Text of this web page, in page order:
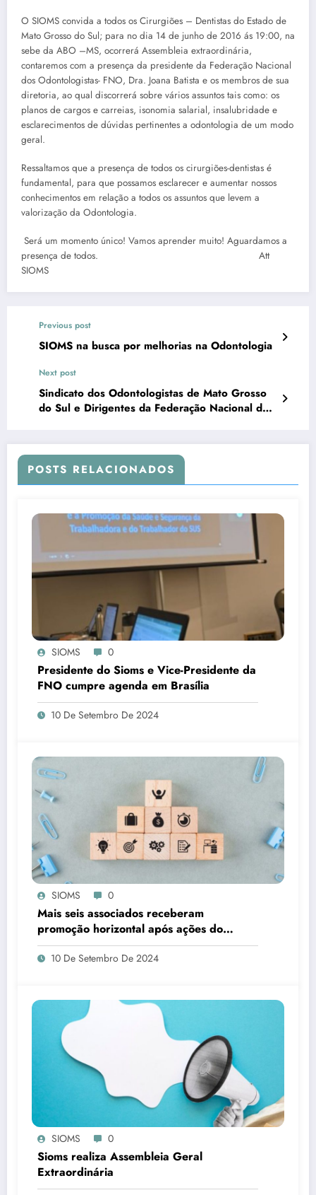
O SIOMS convida a todos os Cirurgiões – Dentistas do Estado de
Mato Grosso do Sul; para no dia 14 de junho de 2016 ás 19:00, na
sebe da ABO –MS, ocorrerá Assembleia extraordinária,
contaremos com a presença da presidente da Federação Nacional
dos Odontologistas- FNO, Dra. Joana Batista e os membros de sua
diretoria, ao qual discorrerá sobre vários assuntos tais como: os
planos de cargos e carreias, isonomia salarial, insalubridade e
esclarecimentos de dúvidas pertinentes a odontologia de um modo
geral.
Ressaltamos que a presença de todos os cirurgiões-dentistas é
fundamental, para que possamos esclarecer e aumentar nossos
conhecimentos em relação a todos os assuntos que levem a
valorização da Odontologia.
Será um momento único! Vamos aprender muito! Aguardamos a
presença de todos. Att
SIOMS
Previous post
SIOMS na busca por melhorias na Odontologia
Next post
Sindicato dos Odontologistas de Mato Grosso
do Sul e Dirigentes da Federação Nacional dos
POSTS RELACIONADOS
SIOMS 0
Presidente do Sioms e Vice-Presidente da
FNO cumpre agenda em Brasília
10 De Setembro De 2024
SIOMS 0
Mais seis associados receberam
promoção horizontal após ações do
SIOMS
10 De Setembro De 2024
SIOMS 0
Sioms realiza Assembleia Geral
Extraordinária